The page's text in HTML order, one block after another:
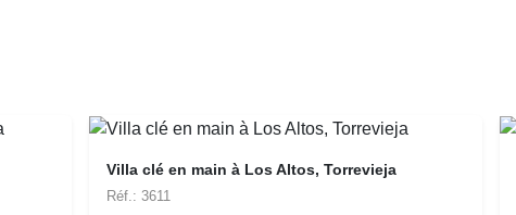
Villa clé en main à Los Altos, Torrevieja
Réf.: 3611